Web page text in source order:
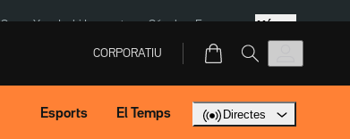
SpaceX Isaki Lacuesta Sánchez Europa Més
CORPORATIU
Esports El Temps Directes